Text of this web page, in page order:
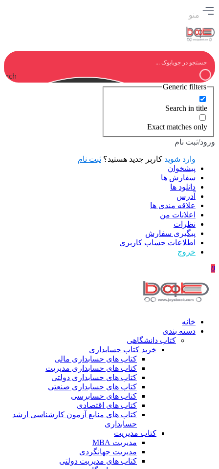
منو
Generic filters
Search in title
Exact matches only
ورود/ثبت نام
وارد شوید کاربر جدید هستید؟ ثبت نام
پیشخوان
سفارش ها
دانلود ها
آدرس
علاقه مندی ها
اعلانات من
نظرات
پیگیری سفارش
اطلاعات حساب كاربری
خروج
0
خانه
دسته بندی
کتاب دانشگاهی
خرید کتاب حسابداری
کتاب های حسابداری مالی
کتاب های حسابداری مدیریت
کتاب های حسابداری دولتی
کتاب های حسابداری صنعتی
کتاب های حسابرسی
کتاب های اقتصادی
کتاب های منابع آزمون کارشناسی ارشد
حسابداری
کتاب مدیریت
مدیریت MBA
مدیریت جهانگردی
کتاب های مدیریت دولتی